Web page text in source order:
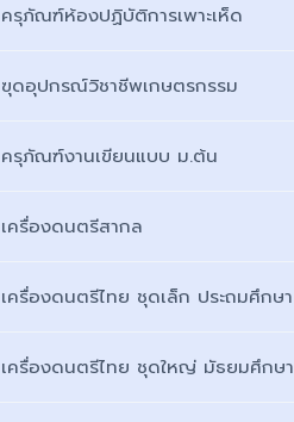
ครุภัณฑ์ห้องปฏิบัติการเพาะเห็ด
ฃุดอุปกรณ์วิชาชีพเกษตรกรรม
ครุภัณฑ์งานเขียนแบบ ม.ต้น
เครื่องดนตรีสากล
เครื่องดนตรีไทย ชุดเล็ก ประถมศึกษา
เครื่องดนตรีไทย ชุดใหญ่ มัธยมศึกษา